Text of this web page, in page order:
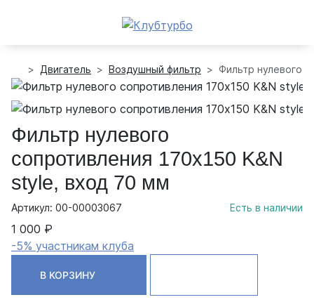
Двигатель Воздушный фильтр Фильтр нулевого
Фильтр нулевого
сопротивления 170х150 K&N
style, вход 70 мм
Артикул: 00-00003067 Есть в наличии
1 000 ₽
-5% участникам клуба
В КОРЗИНУ